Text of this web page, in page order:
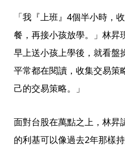
「我『上班』4個半小時，
餐，再接小孩放學。」林昇
早上送小孩上學後，就看盤
平常都在閱讀，收集交易策
己的交易策略。」
面對台股在萬點之上，林昇
的利基可以像過去2年那樣